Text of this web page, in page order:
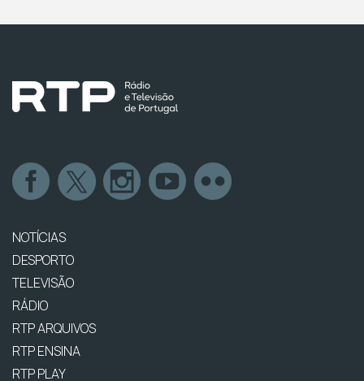
NOTÍCIAS
DESPORTO
TELEVISÃO
RÁDIO
RTP ARQUIVOS
RTP ENSINA
RTP PLAY